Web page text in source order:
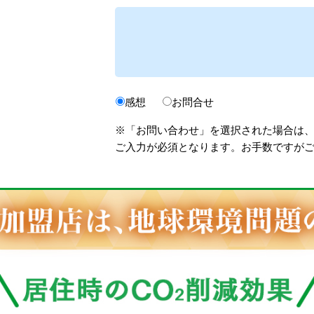
感想 お問合せ
※「お問い合わせ」を選択された場合は
ご入力が必須となります。お手数ですが